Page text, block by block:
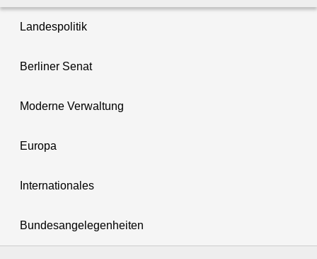
Landespolitik
Berliner Senat
Moderne Verwaltung
Europa
Internationales
Bundesangelegenheiten